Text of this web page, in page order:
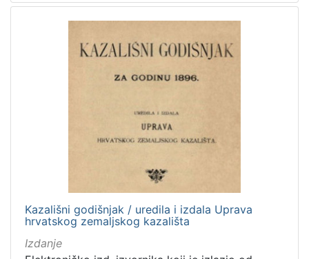
Kazališni godišnjak / uredila i izdala Uprava
hrvatskog zemaljskog kazališta
Izdanje